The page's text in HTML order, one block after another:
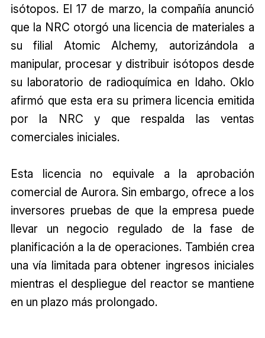
isótopos. El 17 de marzo, la compañía anunció
que la NRC otorgó una licencia de materiales a
su filial Atomic Alchemy, autorizándola a
manipular, procesar y distribuir isótopos desde
su laboratorio de radioquímica en Idaho. Oklo
afirmó que esta era su primera licencia emitida
por la NRC y que respalda las ventas
comerciales iniciales.
Esta licencia no equivale a la aprobación
comercial de Aurora. Sin embargo, ofrece a los
inversores pruebas de que la empresa puede
llevar un negocio regulado de la fase de
planificación a la de operaciones. También crea
una vía limitada para obtener ingresos iniciales
mientras el despliegue del reactor se mantiene
en un plazo más prolongado.